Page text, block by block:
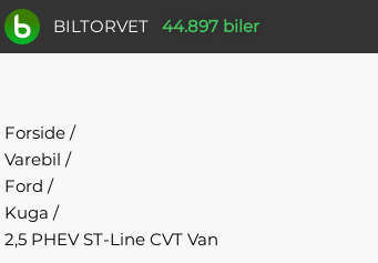
BILTORVET 44.897 biler
Forside /
Varebil /
Ford /
Kuga /
2,5 PHEV ST-Line CVT Van